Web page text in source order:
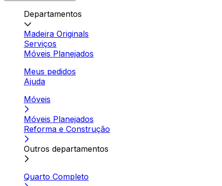
Departamentos
Madeira Originals
Serviços
Móveis Planejados
Meus pedidos
Ajuda
Móveis
Móveis Planejados
Reforma e Construção
Outros departamentos
Quarto Completo